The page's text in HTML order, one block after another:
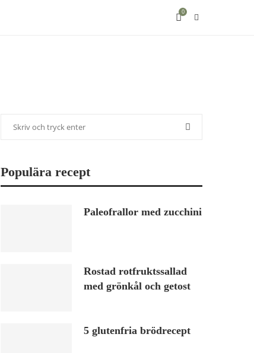
0
Populära recept
Paleofrallor med zucchini
Rostad rotfruktssallad
med grönkål och getost
5 glutenfria brödrecept